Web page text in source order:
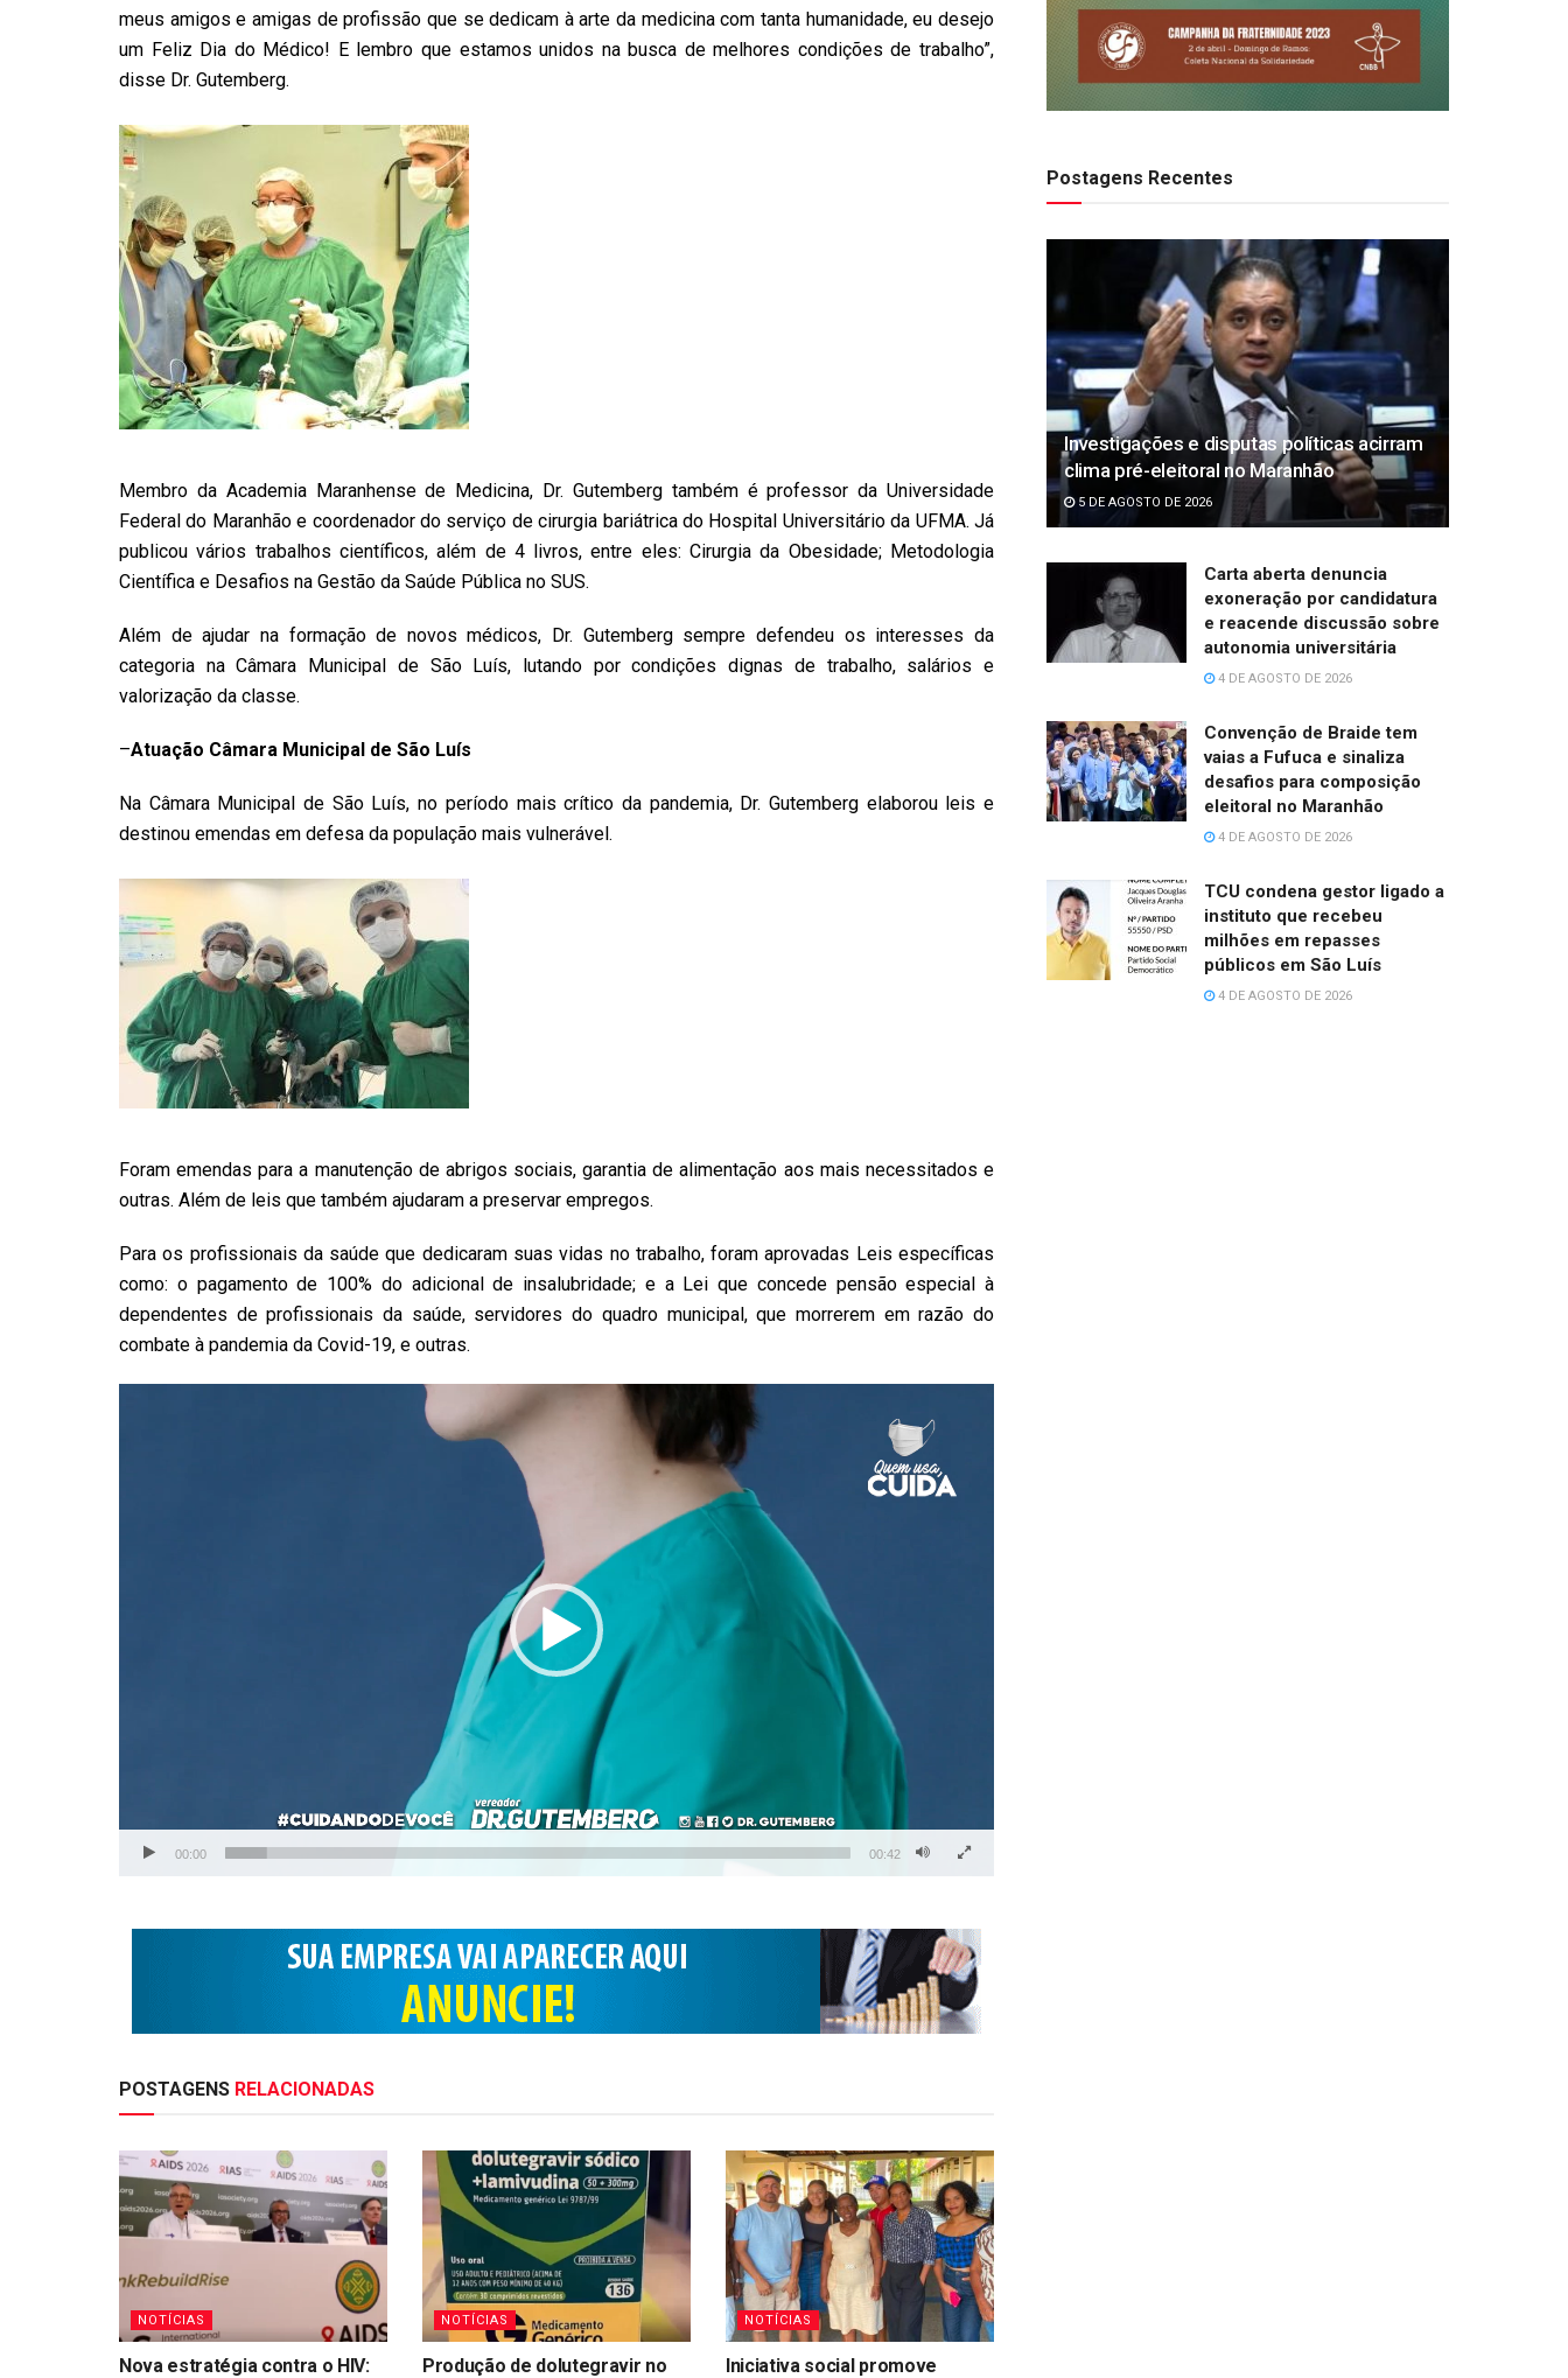
meus amigos e amigas de profissão que se dedicam à arte da medicina com tanta humanidade, eu desejo
um Feliz Dia do Médico! E lembro que estamos unidos na busca de melhores condições de trabalho”,
disse Dr. Gutemberg.
Membro da Academia Maranhense de Medicina, Dr. Gutemberg também é professor da Universidade
Federal do Maranhão e coordenador do serviço de cirurgia bariátrica do Hospital Universitário da UFMA. Já
publicou vários trabalhos científicos, além de 4 livros, entre eles: Cirurgia da Obesidade; Metodologia
Científica e Desafios na Gestão da Saúde Pública no SUS.
Além de ajudar na formação de novos médicos, Dr. Gutemberg sempre defendeu os interesses da
categoria na Câmara Municipal de São Luís, lutando por condições dignas de trabalho, salários e
valorização da classe.
–Atuação Câmara Municipal de São Luís
Na Câmara Municipal de São Luís, no período mais crítico da pandemia, Dr. Gutemberg elaborou leis e
destinou emendas em defesa da população mais vulnerável.
Foram emendas para a manutenção de abrigos sociais, garantia de alimentação aos mais necessitados e
outras. Além de leis que também ajudaram a preservar empregos.
Para os profissionais da saúde que dedicaram suas vidas no trabalho, foram aprovadas Leis específicas
como: o pagamento de 100% do adicional de insalubridade; e a Lei que concede pensão especial à
dependentes de profissionais da saúde, servidores do quadro municipal, que morrerem em razão do
combate à pandemia da Covid-19, e outras.
00:00 00:42
POSTAGENS RELACIONADAS
NOTÍCIAS
Nova estratégia contra o HIV:
NOTÍCIAS
Produção de dolutegravir no
NOTÍCIAS
Iniciativa social promove
Postagens Recentes
Investigações e disputas políticas acirram
clima pré-eleitoral no Maranhão
5 DE AGOSTO DE 2026
Carta aberta denuncia
exoneração por candidatura
e reacende discussão sobre
autonomia universitária
4 DE AGOSTO DE 2026
Convenção de Braide tem
vaias a Fufuca e sinaliza
desafios para composição
eleitoral no Maranhão
4 DE AGOSTO DE 2026
TCU condena gestor ligado a
instituto que recebeu
milhões em repasses
públicos em São Luís
4 DE AGOSTO DE 2026